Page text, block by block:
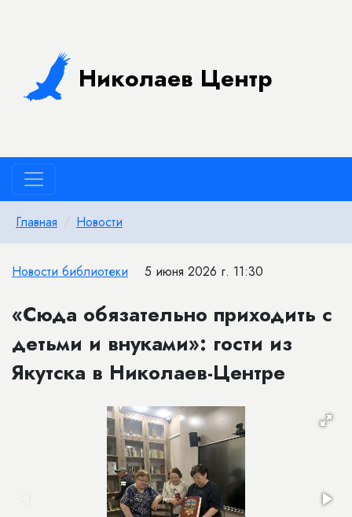
Николаев Центр
Главная Новости
Новости библиотеки 5 июня 2026 г. 11:30
«Сюда обязательно приходить с
детьми и внуками»: гости из
Якутска в Николаев-Центре